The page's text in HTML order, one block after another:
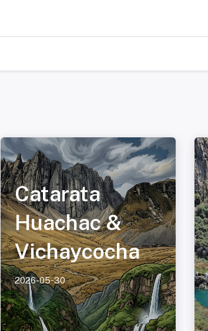
Catarata
Huachac &
Vichaycocha
2026-05-30